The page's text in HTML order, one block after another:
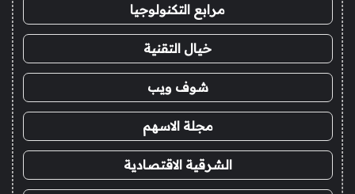
مرابع التكنولوجيا
خيال التقنية
شوف ويب
مجلة الاسهم
الشرقية الاقتصادية